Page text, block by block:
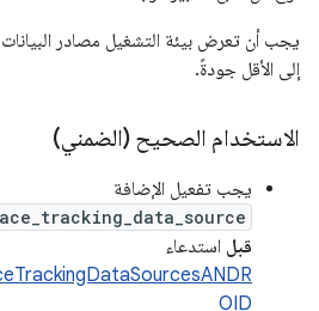
يجب أن تعرض بيئة التشغيل مصادر البيانات
إلى الأقل جودةً.
الاستخدام الصحيح (الضمني)
يجب تفعيل الإضافة
قبل استدعاء
OID